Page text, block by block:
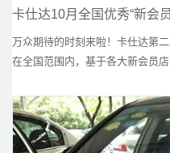
卡仕达10月全国优秀“新会
万众期待的时刻来啦！卡仕达第二
在全国范围内，基于各大新会员
共产生优秀新会员店20名。